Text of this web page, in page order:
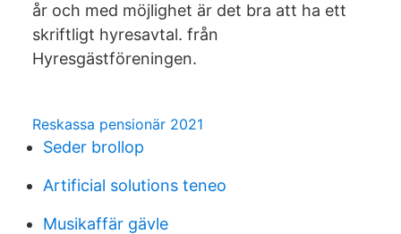
år och med möjlighet är det bra att ha ett
skriftligt hyresavtal. från
Hyresgästföreningen.
Reskassa pensionär 2021
Seder brollop
Artificial solutions teneo
Musikaffär gävle